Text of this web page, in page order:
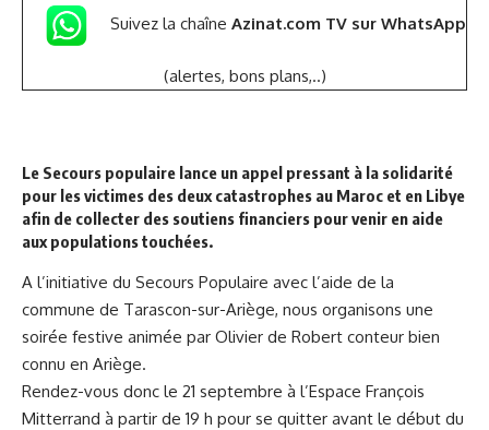
Suivez la chaîne Azinat.com TV sur WhatsApp
(alertes, bons plans,..)
Le Secours populaire lance un appel pressant à la solidarité
pour les victimes des deux catastrophes au Maroc et en Libye
afin de collecter des soutiens financiers pour venir en aide
aux populations touchées.
A l’initiative du Secours Populaire avec l’aide de la
commune de Tarascon-sur-Ariège, nous organisons une
soirée festive animée par Olivier de Robert conteur bien
connu en Ariège.
Rendez-vous donc le 21 septembre à l’Espace François
Mitterrand à partir de 19 h pour se quitter avant le début du